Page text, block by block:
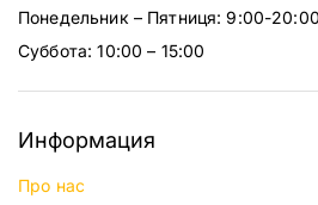
Понедельник – Пятниця: 9:00-20:00
Суббота: 10:00 – 15:00
Информация
Про нас